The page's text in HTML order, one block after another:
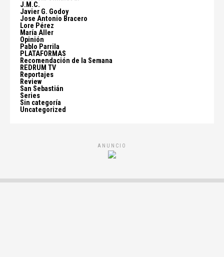
J.M.C.
Javier G. Godoy
Jose Antonio Bracero
Lore Pérez
María Aller
Opinión
Pablo Parrila
PLATAFORMAS
Recomendación de la Semana
REDRUM TV
Reportajes
Review
San Sebastián
Series
Sin categoría
Uncategorized
ANUNCIO